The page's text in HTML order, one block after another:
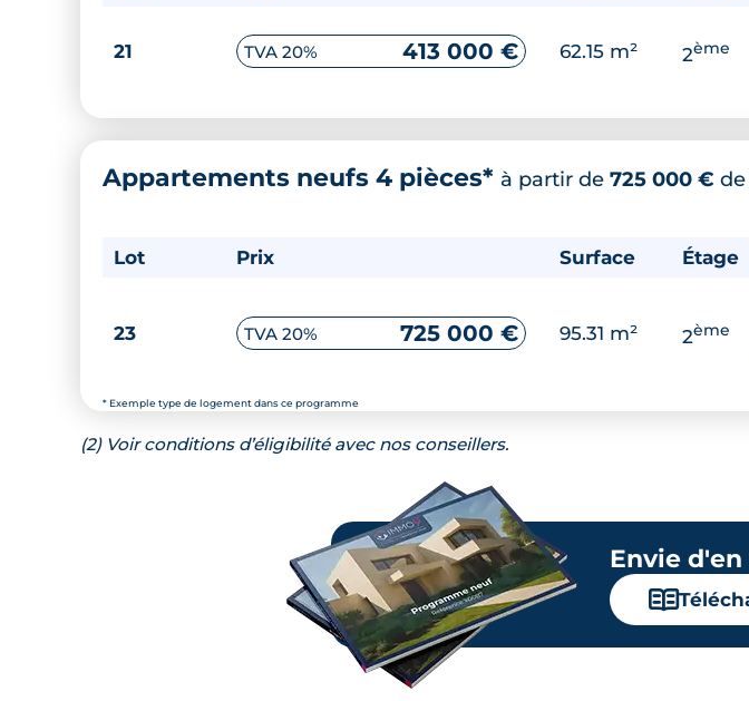
21 TVA 20% 413 000 € 62.15 m² 2ème
Appartements neufs 4 pièces* à partir de 725 000 € de
* Exemple type de logement dans ce programme
Lot Prix Surface Étage
23 TVA 20% 725 000 € 95.31 m² 2ème
(2) Voir conditions d’éligibilité avec nos conseillers.
Envie
📖